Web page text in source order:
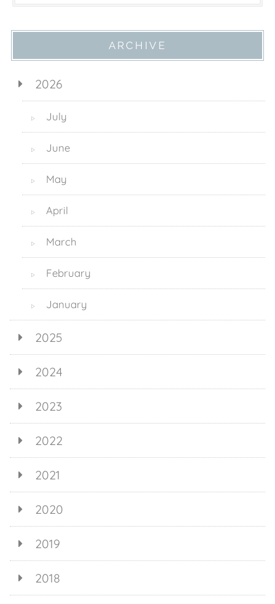
ARCHIVE
2026
▷ July
▷ June
▷ May
▷ April
▷ March
▷ February
▷ January
2025
2024
2023
2022
2021
2020
2019
2018